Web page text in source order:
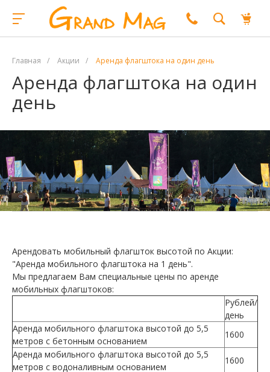
Главная / Акции / Аренда флагштока на один день
Аренда флагштока на один
день
Арендовать мобильный флагшток высотой по Акции:
"Аренда мобильного флагштока на 1 день".
Мы предлагаем Вам специальные цены по аренде
мобильных флагштоков:
Рублей/
день
Аренда мобильного флагштока высотой до 5,5
метров с бетонным основанием
1600
Аренда мобильного флагштока высотой до 5,5
метров с водоналивным основанием
1600